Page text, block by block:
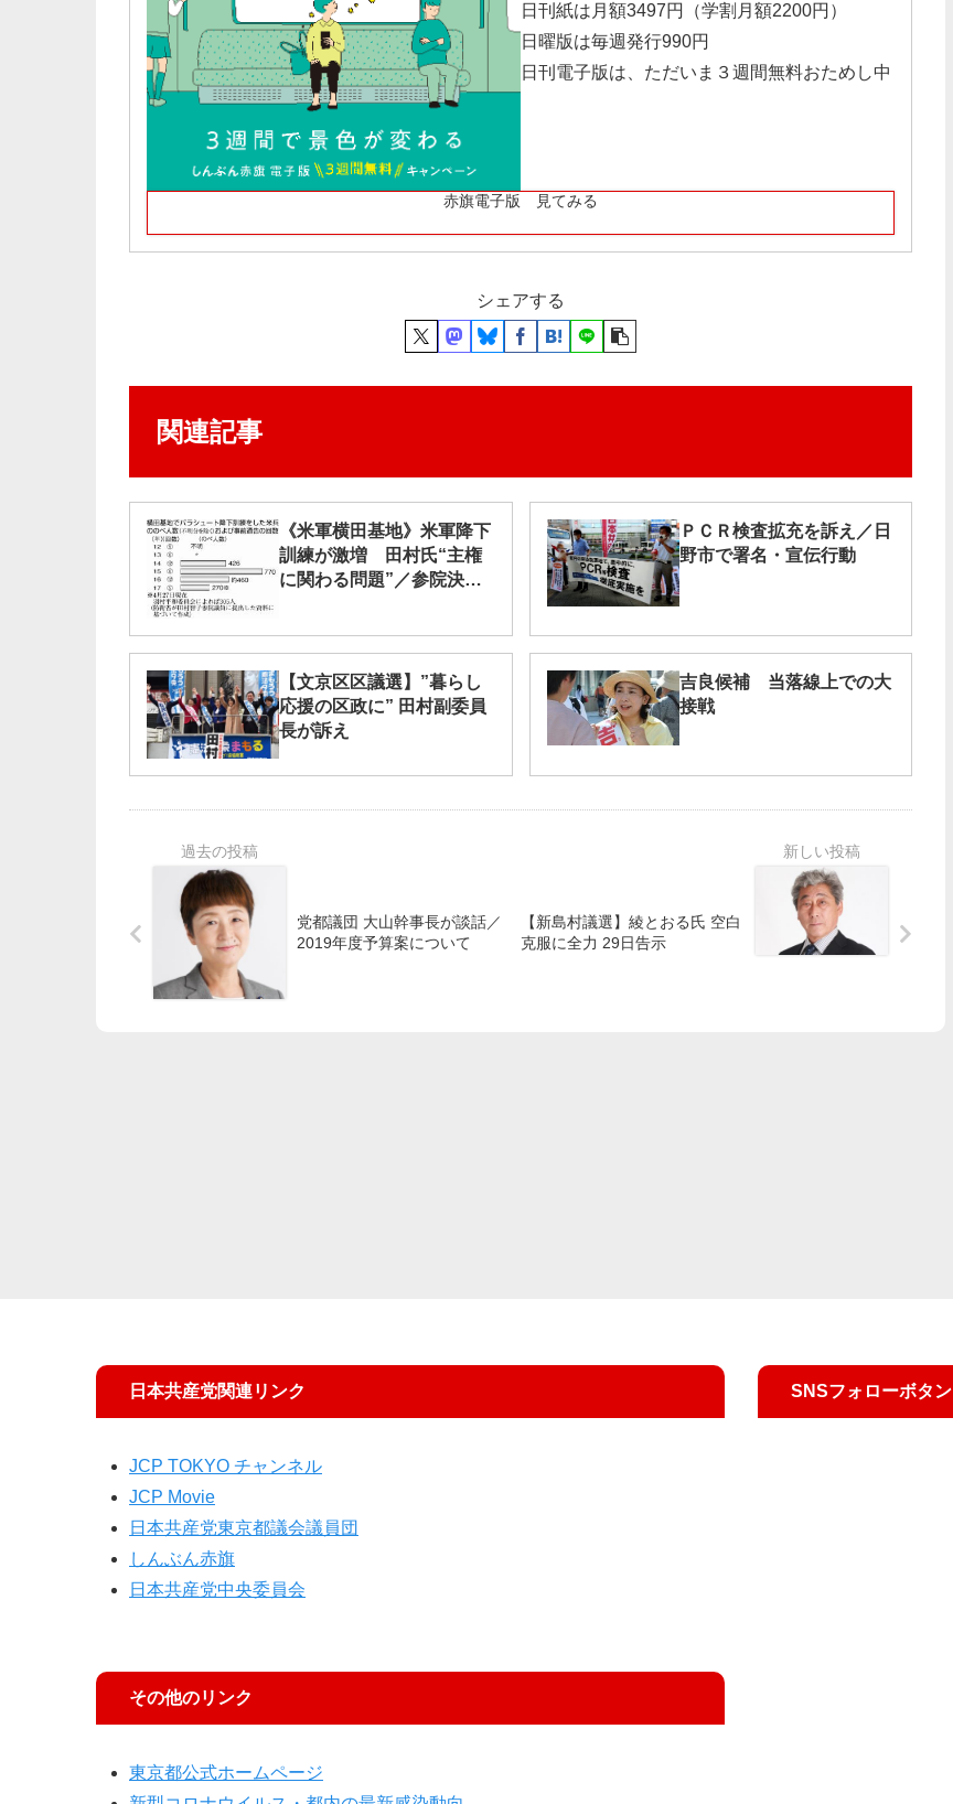
日刊紙は月額3497円（学割月額2200円）
日曜版は毎週発行990円
日刊電子版は、ただいま３週間無料おためし中
赤旗電子版 見てみる
シェアする
関連記事
《米軍横田基地》米軍降下
訓練が激増 田村氏“主権
に関わる問題”／参院決算
ＰＣＲ検査拡充を訴え／日
野市で署名・宣伝行動
【文京区区議選】”暮らし
応援の区政に” 田村副委員
長が訴え
吉良候補 当落線上での大
接戦
党都議団 大山幹事長が談話／
2019年度予算案について
【新島村議選】綾とおる氏 空白
克服に全力 29日告示
日本共産党関連リンク
JCP TOKYO チャンネル
JCP Movie
日本共産党東京都議会議員団
しんぶん赤旗
日本共産党中央委員会
その他のリンク
東京都公式ホームページ
SNSフォローボタン